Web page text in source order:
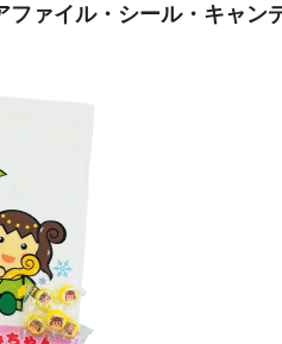
ファイル・シール・キャン